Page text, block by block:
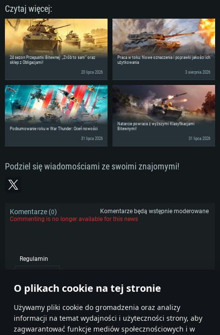
O plikach cookie na tej stronie
Używamy pliki cookie do gromadzenia oraz analizy
informacji na temat wydajności i użyteczności strony, aby
zagwarantować funkcje mediów społecznościowych i w
Czytaj więcej:
24 sezon Przepustki Bitewnej: „Zrób to sam” oraz
sklep z Obligacjami!
20 lipca 2026
Praca w toku: Nowe oznaczenia i poprawki jakości ich
użytkowania
3 sierpnia 2026
Podsumowanie roku w War Thunder: Oceń nowości
31 lipca 2026
Natarcie powraca z wyższymi Klasyfikacjami
Bitewnymi!
31 lipca 2026
Podziel się wiadomościami ze swoimi znajomymi!
Komentarze (0)
Komentarze będą wstępnie moderowane
Commenting is no longer available for this news
Regulamin